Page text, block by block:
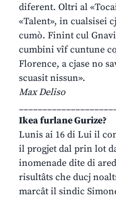
diferent. Oltri al
«Talent», in cualsisei
cumò. Finint cul
cumbini vîf cuntune
Florence, a cjase no
scuasit nissun».
Max Deliso
Ikea furlane Gurize?
Lunis ai 16 di Lui il
il progjet dal prin lot
inomenade dite di
risultâts che ducj
marcât il sindic